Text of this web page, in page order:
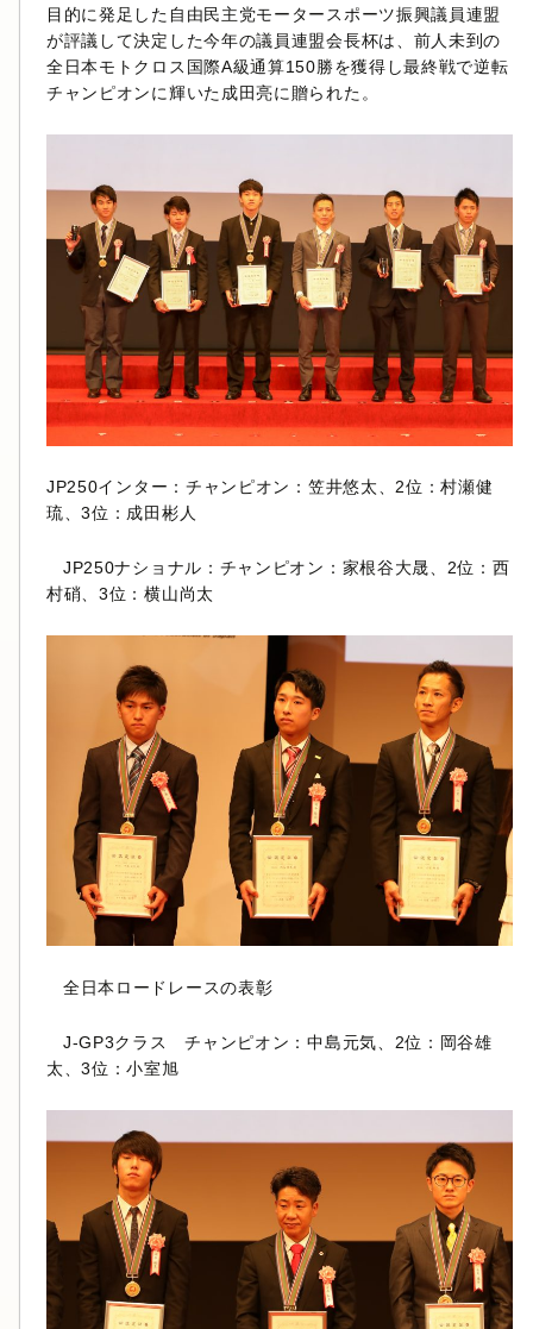
目的に発足した自由民主党モータースポーツ振興議員連盟
が評議して決定した今年の議員連盟会長杯は、前人未到の
全日本モトクロス国際A級通算150勝を獲得し最終戦で逆転
チャンピオンに輝いた成田亮に贈られた。
JP250インター：チャンピオン：笠井悠太、2位：村瀬健
琉、3位：成田彬人
JP250ナショナル：チャンピオン：家根谷大晟、2位：西
村硝、3位：横山尚太
全日本ロードレースの表彰
J-GP3クラス チャンピオン：中島元気、2位：岡谷雄
太、3位：小室旭